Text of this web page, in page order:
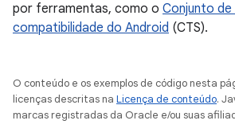
por ferramentas, como o Conjunto
compatibilidade do Android (CTS).
O conteúdo e os exemplos de código nesta
licenças descritas na Licença de conteúdo.
marcas registradas da Oracle e/ou suas